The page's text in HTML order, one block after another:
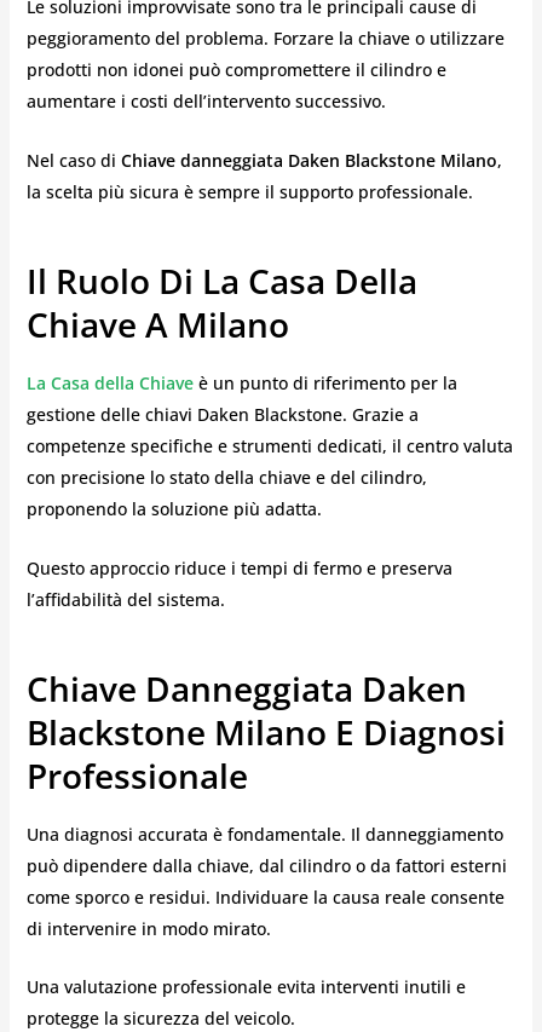
Le soluzioni improvvisate sono tra le principali cause di
peggioramento del problema. Forzare la chiave o utilizzare
prodotti non idonei può compromettere il cilindro e
aumentare i costi dell’intervento successivo.
Nel caso di Chiave danneggiata Daken Blackstone Milano,
la scelta più sicura è sempre il supporto professionale.
Il Ruolo Di La Casa Della
Chiave A Milano
La Casa della Chiaveè un punto di riferimento per la
gestione delle chiavi Daken Blackstone. Grazie a
competenze specifiche e strumenti dedicati, il centro valuta
con precisione lo stato della chiave e del cilindro,
proponendo la soluzione più adatta.
Questo approccio riduce i tempi di fermo e preserva
l’affidabilità del sistema.
Chiave Danneggiata Daken
Blackstone Milano E Diagnosi
Professionale
Una diagnosi accurata è fondamentale. Il danneggiamento
può dipendere dalla chiave, dal cilindro o da fattori esterni
come sporco e residui. Individuare la causa reale consente
di intervenire in modo mirato.
Una valutazione professionale evita interventi inutili e
protegge la sicurezza del veicolo.